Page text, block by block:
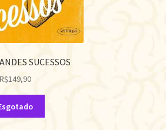
SUCESSOS
R$149,90